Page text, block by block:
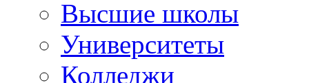
Высшие школы
Университеты
Колледжи